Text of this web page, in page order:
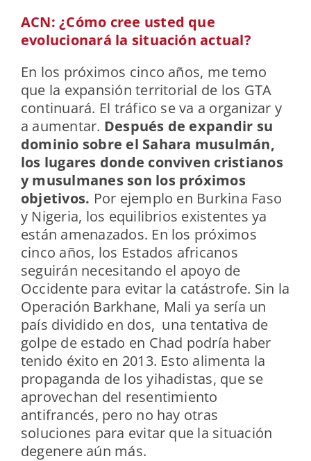
ACN: ¿Cómo cree usted que
evolucionará la situación actual?
En los próximos cinco años, me temo
que la expansión territorial de los GTA
continuará. El tráfico se va a organizar y
a aumentar. Después de expandir su
dominio sobre el Sahara musulmán,
los lugares donde conviven cristianos
y musulmanes son los próximos
objetivos. Por ejemplo en Burkina Faso
y Nigeria, los equilibrios existentes ya
están amenazados. En los próximos
cinco años, los Estados africanos
seguirán necesitando el apoyo de
Occidente para evitar la catástrofe. Sin la
Operación Barkhane, Mali ya sería un
país dividido en dos, una tentativa de
golpe de estado en Chad podría haber
tenido éxito en 2013. Esto alimenta la
propaganda de los yihadistas, que se
aprovechan del resentimiento
antifrancés, pero no hay otras
soluciones para evitar que la situación
degenere aún más.